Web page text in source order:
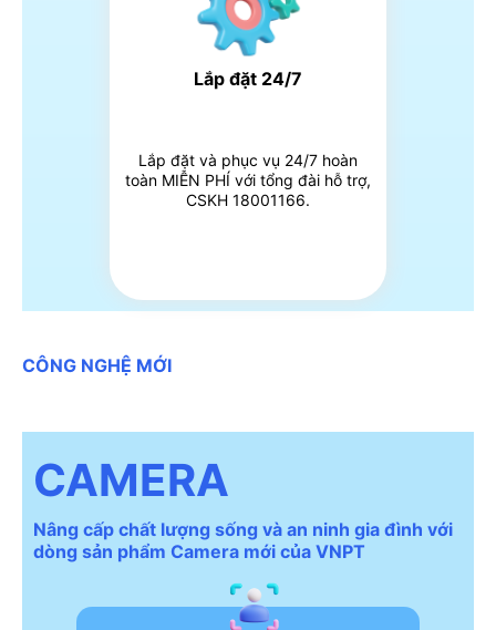
Lắp đặt 24/7
Lắp đặt và phục vụ 24/7 hoàn
toàn MIỄN PHÍ với tổng đài hỗ trợ,
CSKH 18001166.
CÔNG NGHỆ MỚI
CAMERA
Nâng cấp chất lượng sống và an ninh gia đình với
dòng sản phẩm Camera mới của VNPT